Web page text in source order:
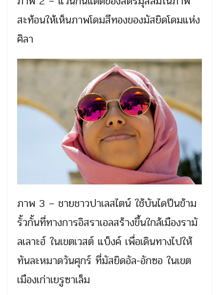
สะท้อนให้เห็นภาพโดมสีทองของมัสยิดโดมแห่ง
ศิลา
ภาพ 3 – ชายชาวปาเลสไตน์ ใช้บันไดปีนข้าม
รั้วกั้นที่ทางการอิสราเอลสร้างขึ้นใกล้เมืองรามั
ลเลาะฮ์ ในเขตเวสต์ แบ็งค์ เพื่อเดินทางไปให้
ทันละหมาดวันศุกร์ ที่มัสยิดอัล-อักซอ ในเขต
เมืองเก่าเยรูซาเล็ม